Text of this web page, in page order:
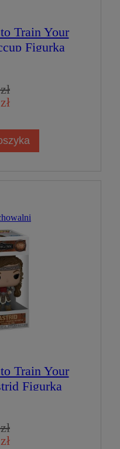
Train Your
Figurka
Train Your
Figurka